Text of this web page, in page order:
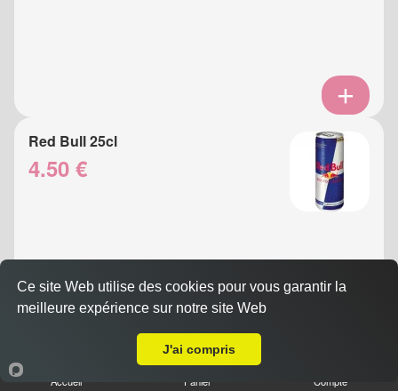
Red Bull 25cl
4.50 €
Eau Gazeuse 33cl
Accueil Panier Compte
Ce site Web utilise des cookies pour vous garantir la
meilleure expérience sur notre site Web
J'ai compris